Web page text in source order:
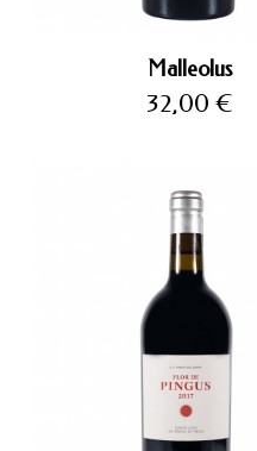
Malleolus
Precio
32,00 €